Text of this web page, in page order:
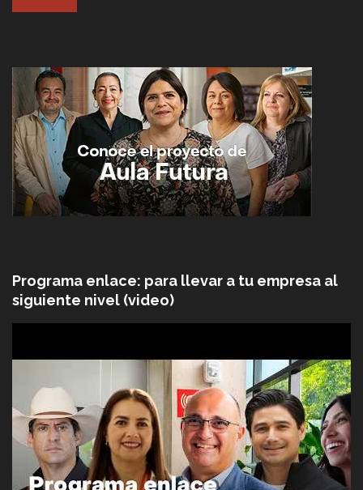
Programa enlace: para llevar a tu empresa al
siguiente nivel (video)